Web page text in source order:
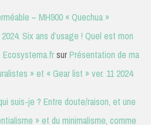
– MH900 « Quechua »
Six ans d’usage ! Quel est mon
surPrésentation de ma
» et « Gear list » ver. 11 2024
suis-je ? Entre doute/raison, et une
» et du minimalisme, comme